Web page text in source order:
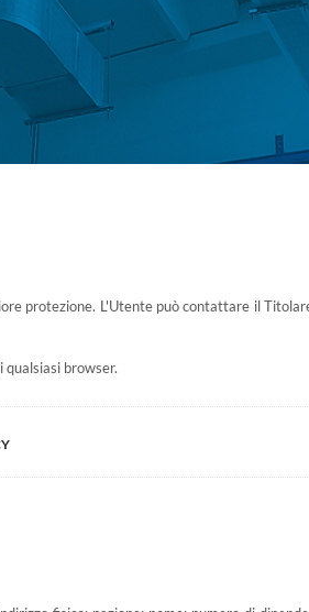
protezione. L'Utente può contattare il
browser.